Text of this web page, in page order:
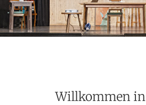
Willkommen in